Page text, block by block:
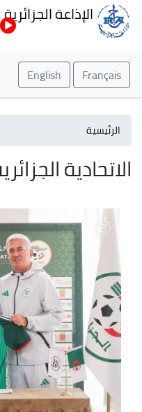
الإذاعة الجزائرية
Français
English
الرئيسية
الاتحادية